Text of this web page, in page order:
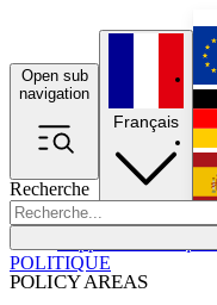
Open sub
navigation
Recherche
POLICY AREAS
Français
POLITIQUE